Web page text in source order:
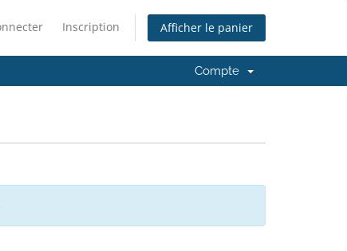
Inscription Afficher le panier
Compte